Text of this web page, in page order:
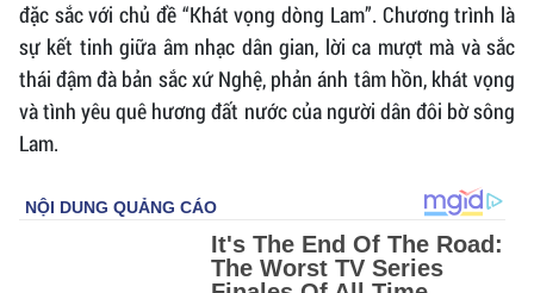
đặc sắc với chủ đề “Khát vọng dòng Lam”. Chương trình là
sự kết tinh giữa âm nhạc dân gian, lời ca mượt mà và sắc
thái đậm đà bản sắc xứ Nghệ, phản ánh tâm hồn, khát vọng
và tình yêu quê hương đất nước của người dân đôi bờ sông
Lam.